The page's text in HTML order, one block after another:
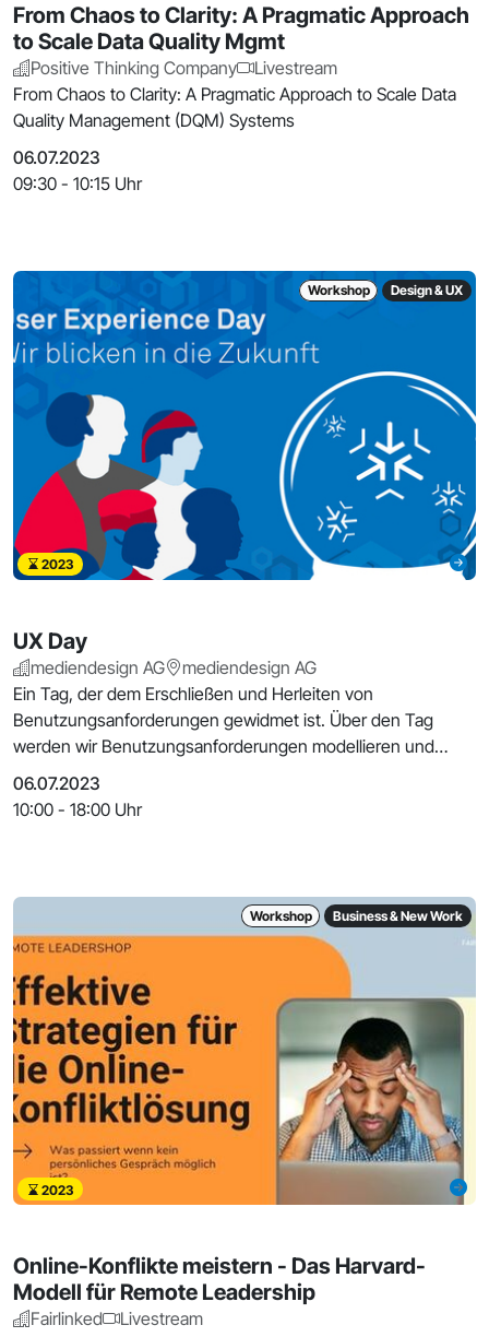
From Chaos to Clarity: A Pragmatic Approach
to Scale Data Quality Mgmt
Positive Thinking Company
Livestream
From Chaos to Clarity: A Pragmatic Approach to Scale Data
Quality Management (DQM) Systems
06.07.2023
09:30 - 10:15 Uhr
Workshop Design & UX
2023
UX Day
mediendesign AG
mediendesign AG
Ein Tag, der dem Erschließen und Herleiten von
Benutzungsanforderungen gewidmet ist. Über den Tag
werden wir Benutzungsanforderungen modellieren und
Gestaltungs
06.07.2023
10:00 - 18:00 Uhr
Workshop Business & New Work
2023
Online-Konflikte meistern - Das Harvard-
Modell für Remote Leadership
Fairlinked
Livestream